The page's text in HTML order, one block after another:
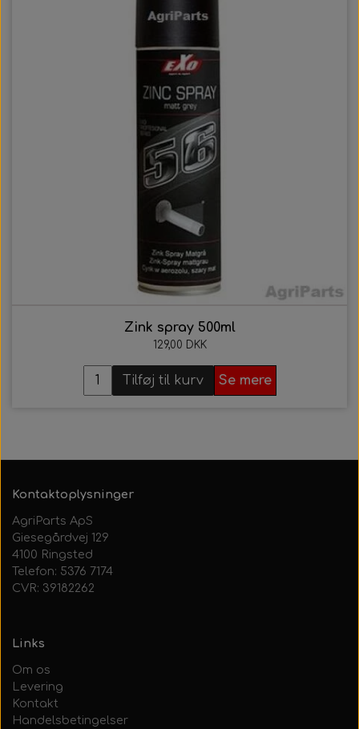
Zink spray 500ml
129,00 DKK
Tilføj til kurv Se mere
Kontaktoplysninger
AgriParts ApS
Giesegårdvej 129
4100 Ringsted
Telefon: 5376 7174
CVR: 39182262
Links
Om os
Levering
Kontakt
Handelsbetingelser